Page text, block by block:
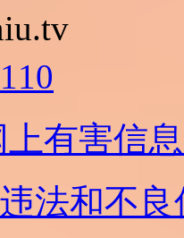
上有害信
违法和不